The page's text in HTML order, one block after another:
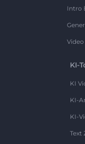
Intro
KI-
KI
KI-
KI-
Text